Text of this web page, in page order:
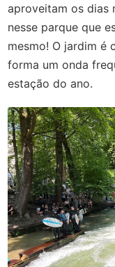
aproveitam os dias
nesse parque que
mesmo! O jardim é
forma um onda
estação do ano.